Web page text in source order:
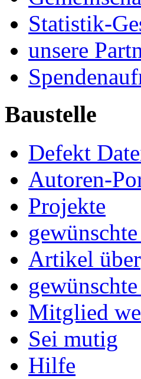
Statistik-
unsere
Baustelle
Defekt
Autoren-
Projekte
Artikel
Mitglied
Sei mutig
Hilfe